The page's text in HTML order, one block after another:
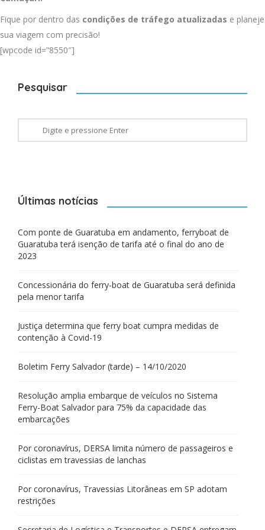
Fique por dentro das condições de tráfego atualizadas e planeje
sua viagem com precisão!
[wpcode id=”8550″]
Pesquisar
Últimas notícias
Com ponte de Guaratuba em andamento, ferryboat de
Guaratuba terá isenção de tarifa até o final do ano de
2023
Concessionária do ferry-boat de Guaratuba será definida
pela menor tarifa
Justiça determina que ferry boat cumpra medidas de
contenção à Covid-19
Boletim Ferry Salvador (tarde) – 14/10/2020
Resolução amplia embarque de veículos no Sistema
Ferry-Boat Salvador para 75% da capacidade das
embarcações
Por coronavírus, DERSA limita número de passageiros e
ciclistas em travessias de lanchas
Por coronavírus, Travessias Litorâneas em SP adotam
restrições